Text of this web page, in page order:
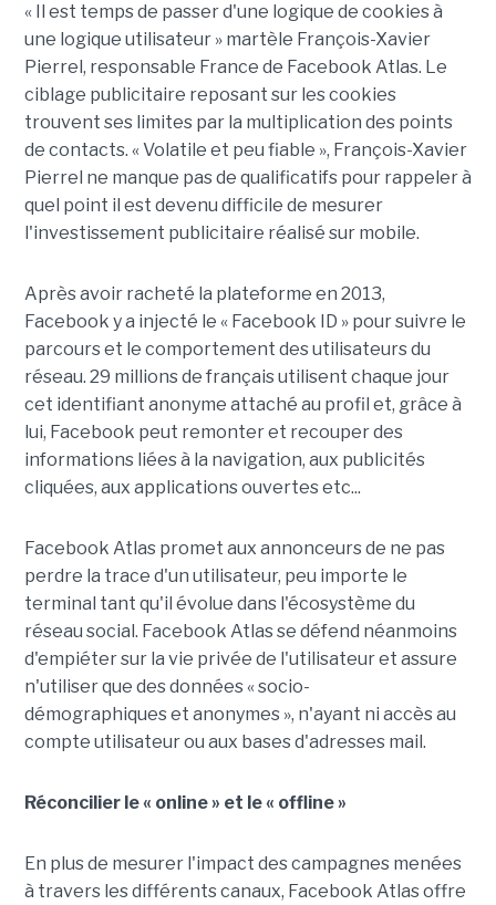
« Il est temps de passer d'une logique de cookies à
une logique utilisateur » martèle François-Xavier
Pierrel, responsable France de Facebook Atlas. Le
ciblage publicitaire reposant sur les cookies
trouvent ses limites par la multiplication des points
de contacts. « Volatile et peu fiable », François-Xavier
Pierrel ne manque pas de qualificatifs pour rappeler à
quel point il est devenu difficile de mesurer
l'investissement publicitaire réalisé sur mobile.
Après avoir racheté la plateforme en 2013,
Facebook y a injecté le « Facebook ID » pour suivre le
parcours et le comportement des utilisateurs du
réseau. 29 millions de français utilisent chaque jour
cet identifiant anonyme attaché au profil et, grâce à
lui, Facebook peut remonter et recouper des
informations liées à la navigation, aux publicités
cliquées, aux applications ouvertes etc...
Facebook Atlas promet aux annonceurs de ne pas
perdre la trace d'un utilisateur, peu importe le
terminal tant qu'il évolue dans l'écosystème du
réseau social. Facebook Atlas se défend néanmoins
d'empiéter sur la vie privée de l'utilisateur et assure
n'utiliser que des données « socio-
démographiques et anonymes », n'ayant ni accès au
compte utilisateur ou aux bases d'adresses mail.
Réconcilier le « online » et le « offline »
En plus de mesurer l'impact des campagnes menées
à travers les différents canaux, Facebook Atlas offre